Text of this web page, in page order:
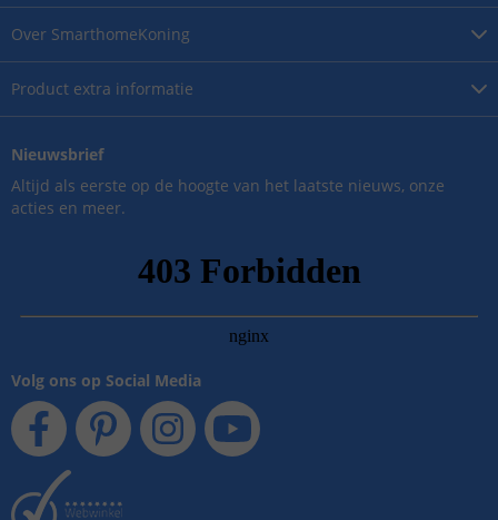
Over SmarthomeKoning
Product extra informatie
Nieuwsbrief
Altijd als eerste op de hoogte van het laatste nieuws, onze
acties en meer.
Volg ons op Social Media